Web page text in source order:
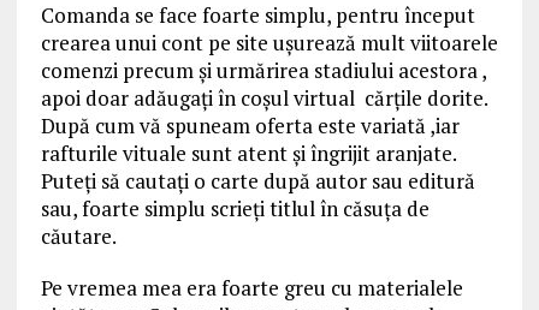
Comanda se face foarte simplu, pentru început
crearea unui cont pe site uşurează mult viitoarele
comenzi precum şi urmărirea stadiului acestora ,
apoi doar adăugaţi în coşul virtual cărţile dorite.
După cum vă spuneam oferta este variată ,iar
rafturile vituale sunt atent şi îngrijit aranjate.
Puteţi să cautaţi o carte după autor sau editură
sau, foarte simplu scrieţi titlul în căsuţa de
căutare.
Pe vremea mea era foarte greu cu materialele